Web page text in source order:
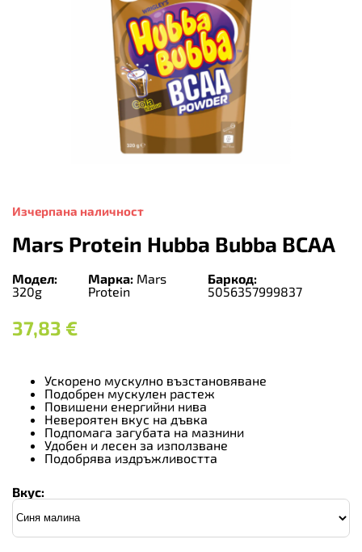
Изчерпана наличност
Mars Protein Hubba Bubba BCAA
Модел:
320g
Марка:Mars
Protein
Баркод:
5056357999837
37,83 €
Ускорено мускулно възстановяване
Подобрен мускулен растеж
Повишени енергийни нива
Невероятен вкус на дъвка
Подпомага загубата на мазнини
Удобен и лесен за използване
Подобрява издръжливостта
Вкус: